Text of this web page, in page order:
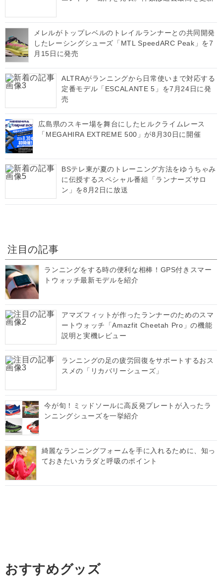
メレルがトップレベルのトレイルランナーとの共同開発
したレーシングシューズ「MTL SpeedARC Peak」を7
月15日に発売
ALTRAがランニングから日常使いまで対応する
定番モデル「ESCALANTE 5」を7月24日に発
売
広島県のスキー場を舞台にしたヒルクライムレース
「MEGAHIRA EXTREME 500」が8月30日に開催
BSテレ東が夏のトレーニング方法をゆうちゃみ
に伝授するスペシャル番組「ランナーズサロ
ン」を8月2日に放送
注目の記事
ランニングをする時の便利な相棒！GPS付きスマー
トウォッチ最新モデルを紹介
アマズフィットが作ったランナーのためのスマ
ートウォッチ「Amazfit Cheetah Pro」の機能
説明と実機レビュー
ランニングの足の疲労回復をサポートするおス
スメの「リカバリーシューズ」
今が旬！ミッドソールに高反発プレートが入ったラ
ンニングシューズを一挙紹介
綺麗なランニングフォームを手に入れるために、知っ
ておきたいカラダと呼吸のポイント
おすすめグッズ